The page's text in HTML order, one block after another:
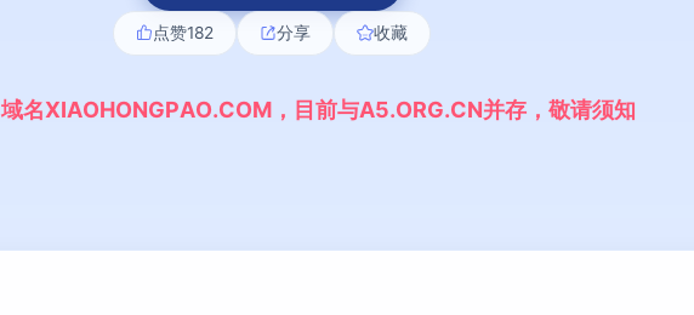
点赞182 分享 收藏
域名XIAOHONGPAO.COM ， 目 前与A5.ORG.CN并存 ， 敬请须知